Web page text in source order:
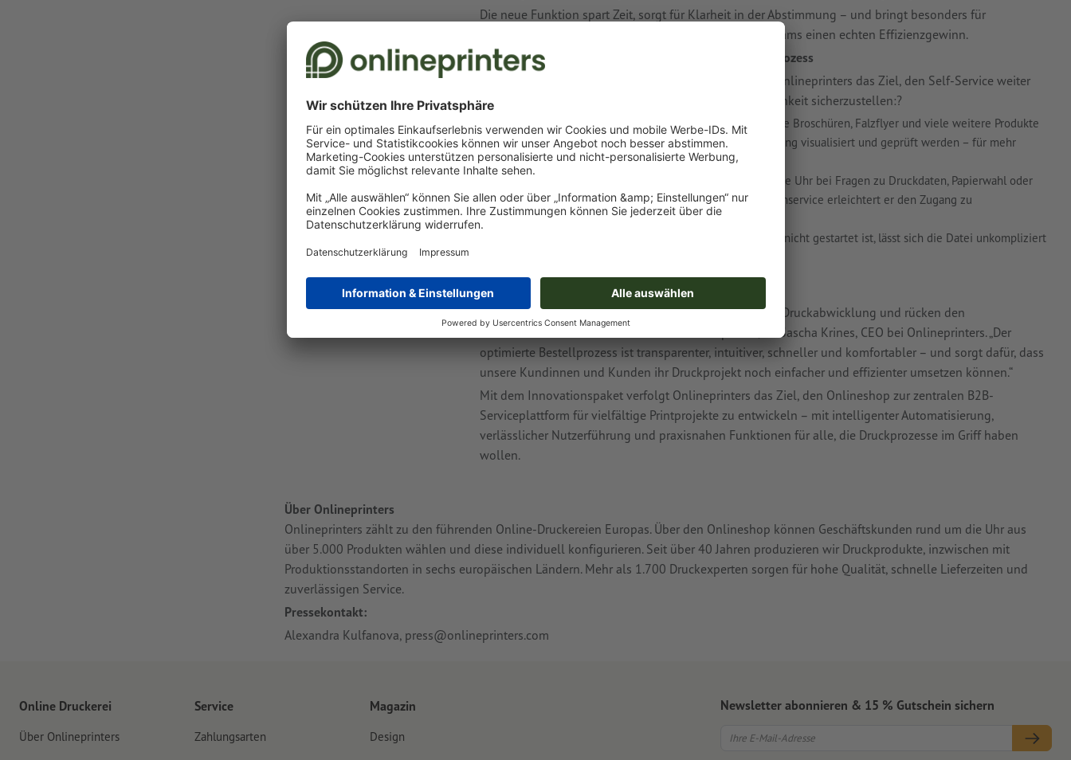
Die neue Funktion spart Zeit, sorgt für Klarheit in der Abstimmung – und bringt besonders für
Einkaufsabteilungen, Wiederverkäufer und Marketingteams einen echten Effizienzgewinn.
Noch einfacher bestellen: Verbesserungen im Bestellprozess
Mit weiteren Optimierungen im Bestellablauf verfolgt Onlineprinters das Ziel, den Self-Service weiter
auszubauen und gleichzeitig maximale Nutzerfreundlichkeit sicherzustellen:?
Daten-Upload vor dem Kauf: Jetzt auch für mehrseitige Broschüren, Falzflyer und viele weitere Produkte
verfügbar. Druckdaten können bereits vor der Bestellung visualisiert und geprüft werden – für mehr
Sicherheit und Planbarkeit.
Digitaler Druckassistent Aidan:
Unterstützt rund um die Uhr bei Fragen zu Druckdaten, Papierwahl oder
Bestellstatus. Als Ergänzung zum persönlichen Kundenservice erleichtert er den Zugang zu
Informationen – gerade bei kurzfristigen Projekten.
Solange die Produktion noch nicht gestartet ist, lässt sich die Datei unkompliziert
Innovation mit Mehrwert für die Branche
„Mit diesen Neuerungen stärken wir gezielt die digitale Druckabwicklung und rücken den
Kundennutzen noch deutlicher in den Mittelpunkt “, so Sascha Krines, CEO bei Onlineprinters. „Der
optimierte Bestellprozess ist transparenter, intuitiver, schneller und komfortabler – und sorgt dafür, dass
unsere Kundinnen und Kunden ihr Druckprojekt noch einfacher und effizienter umsetzen können.“
Mit dem Innovationspaket verfolgt Onlineprinters das Ziel, den Onlineshop zur zentralen B2B-
Serviceplattform für vielfältige Printprojekte zu entwickeln – mit intelligenter Automatisierung,
verlässlicher Nutzerführung und praxisnahen Funktionen für alle, die Druckprozesse im Griff haben
wollen.
Über Onlineprinters
Onlineprinters zählt zu den führenden Online-Druckereien Europas. Über den Onlineshop können Geschäftskunden rund um die Uhr aus
über 5.000 Produkten wählen und diese individuell konfigurieren. Seit über 40 Jahren produzieren wir Druckprodukte, inzwischen mit
Produktionsstandorten in sechs europäischen Ländern. Mehr als 1.700 Druckexperten sorgen für hohe Qualität, schnelle Lieferzeiten und
zuverlässigen Service.
Pressekontakt:
Alexandra Kulfanova, press@onlineprinters.com
Online Druckerei
Über Onlineprinters
Service
Zahlungsarten
Magazin
Design
Newsletter abonnieren & 15 % Gutschein sichern